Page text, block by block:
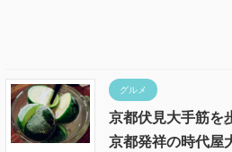
グルメ
京都伏見大手筋を
京都発祥の時代屋